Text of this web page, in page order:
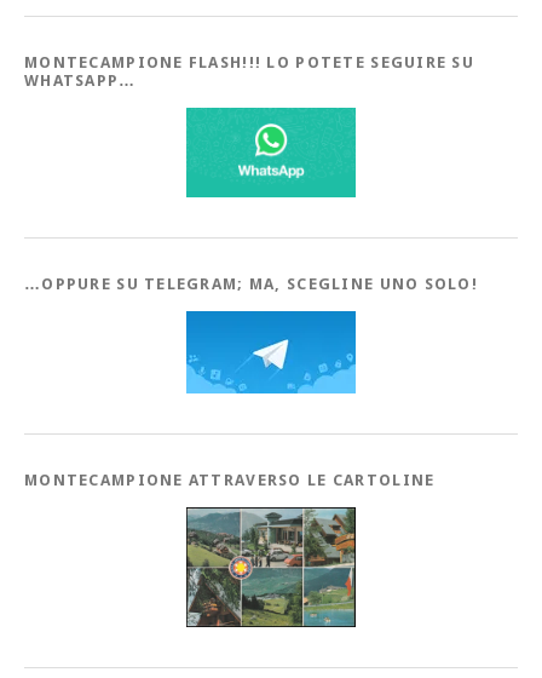
MONTECAMPIONE FLASH!!! LO POTETE SEGUIRE SU
WHATSAPP…
…OPPURE SU TELEGRAM; MA, SCEGLINE UNO SOLO!
MONTECAMPIONE ATTRAVERSO LE CARTOLINE